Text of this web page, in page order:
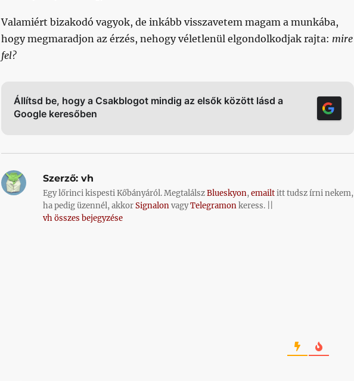
Valamiért bizakodó vagyok, de inkább visszavetem magam a munkába,
hogy megmaradjon az érzés, nehogy véletlenül elgondolkodjak rajta: mire
fel?
Állítsd be, hogy a Csakblogot mindig az elsők között lásd a
Google keresőben
Szerző:vh
Egy lőrinci kispesti Kőbányáról. MegtalálszBlueskyon,emailtitt tudsz írni nekem,
ha pedig üzennél, akkorSignalonvagyTelegramonkeress. ||
vh összes bejegyzése